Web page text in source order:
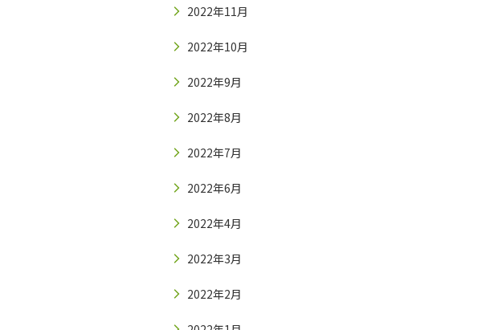
2022年11月
2022年10月
2022年9月
2022年8月
2022年7月
2022年6月
2022年4月
2022年3月
2022年2月